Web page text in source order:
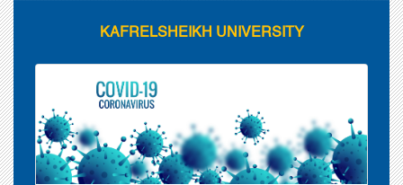
KAFRELSHEIKH UNIVERSITY